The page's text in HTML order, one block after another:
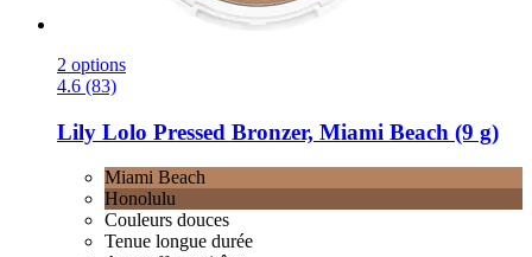
2 options
4.6 (83)
Lily Lolo Pressed Bronzer, Miami Beach (9 g)
Miami Beach
Honolulu
Couleurs douces
Tenue longue durée